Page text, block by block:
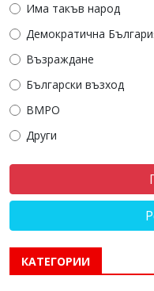
Има такъв народ
Демократична
Възраждане
Български възход
ВМРО
Други
КАТЕГОРИИ